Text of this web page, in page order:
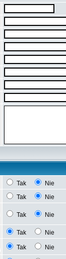
Tak
Nie
Tak
Nie
Tak Nie
Tak
Nie
Tak
Nie